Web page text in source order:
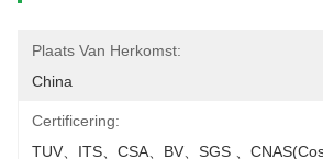
Plaats Van Herkomst:
China
Certificering:
TUV、ITS、CSA、BV、SGS 、